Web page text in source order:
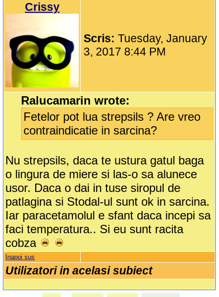
Crissy
Scris:Tuesday, January
3, 2017 8:44 PM
Ralucamarin wrote:
Fetelor pot lua strepsils ? Are vreo
contraindicatie in sarcina?
Nu strepsils, daca te ustura gatul baga
o lingura de miere si las-o sa alunece
usor. Daca o dai in tuse siropul de
patlagina si Stodal-ul sunt ok in sarcina.
Iar paracetamolul e sfant daca incepi sa
faci temperatura.. Si eu sunt racita
cobza
Inapoi sus
Utilizatori in acelasi subiect